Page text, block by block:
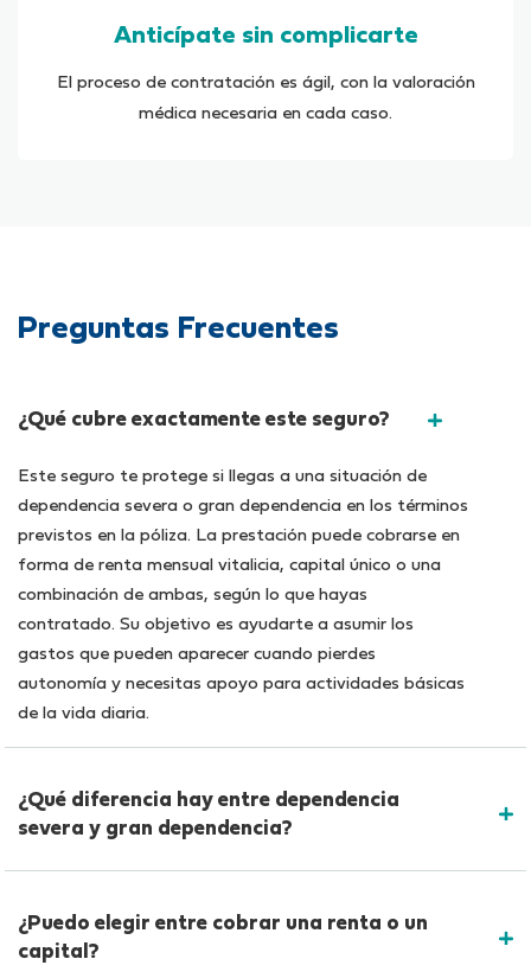
Anticípate sin complicarte
El proceso de contratación es ágil, con la valoración
médica necesaria en cada caso.
Preguntas Frecuentes
¿Qué cubre exactamente este seguro?
Este seguro te protege si llegas a una situación de
dependencia severa o gran dependencia en los términos
previstos en la póliza. La prestación puede cobrarse en
forma de renta mensual vitalicia, capital único o una
combinación de ambas, según lo que hayas
contratado. Su objetivo es ayudarte a asumir los
gastos que pueden aparecer cuando pierdes
autonomía y necesitas apoyo para actividades básicas
de la vida diaria.
¿Qué diferencia hay entre dependencia
severa y gran dependencia?
¿Puedo elegir entre cobrar una renta o un
capital?